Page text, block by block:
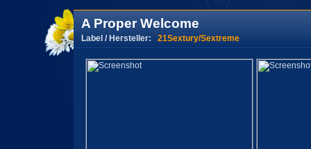
A Proper Welcome
Label / Hersteller: 21Sextury/Sextreme